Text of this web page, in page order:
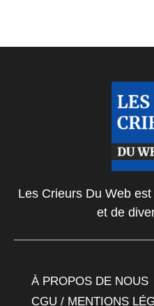
Les Crieurs Du Web
et de
À PROPOS DE NOUS
CGU / MENTIONS